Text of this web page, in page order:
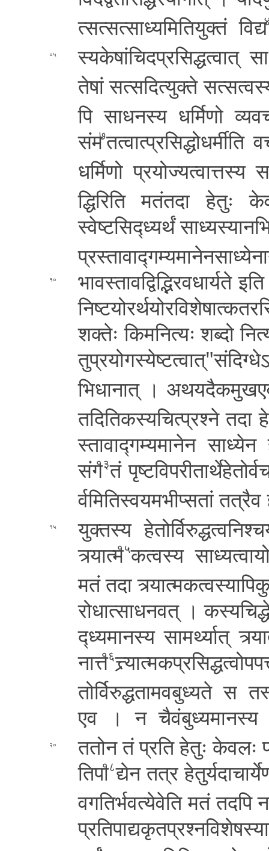
त्स­त्स­त्सा­ध्य­मि­ति­यु­क्तं
०५
विद्य
स्य­के­षां­चि­द­प्र­सि­द्ध­त्वा­त्
तेषांस­त्स­दि­त्यु­क्ते
पि सा­ध­न­स्य धर्मिणो
संम७
धर्मिणो प्र­यो­ज्य­त्वा­त्त­स्य
द्धि­रि­ति म­तं­त­दा हेतुः
स्वेष्टसिद्ध्यर्थं
१०
भा­व­स्ता­व­द्वि­द्भि­र­व­धा­र्य­ते
श­क्तेः कि­म­नि­त्यः शब्दो
तु­प्र­यो­ग­स्ये­ष्ट
भि­धा­ना­त् । अ­थ­य­दै­क­मु­ख­ए­व
तदि­ति­क­स्य­चि­त्प्र­श्ने तदा
स्ता­वा­द्ग­म्य­मा­ने­न साध्येन
संग१३तं
र्व­मि­ति­स्व­य­म­भी­प्स­तां
१५
तत्रैव
यु­क्त­स्य
त्र्यात्म१५कत्वस्य
मतं तदा
रो­धा­त्सा­ध­न­व­त् ।
द्ध्य­मा­न­स्य सा­म­र्थ्या­त्
ना­त्त१६
तो­र्वि­रु­द्ध­ता­म­व­बु­ध्य­ते स
एव । न चै­वं­बु­ध्य­मा­न­स्य
२०
ततोन तं प्रति हेतुः केवलः
ति­पा१८द्येन तत्र हेतु
व­ग­ति­र्भ­व­त्ये­वे­ति मतं तदपि